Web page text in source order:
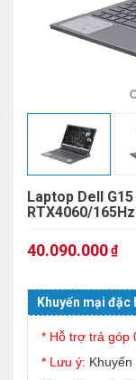
Laptop Dell
RTX4060/165Hz
40.090.000₫
Khuyến mại đặc
* Hỗ trợ trả góp
* Lưu ý: